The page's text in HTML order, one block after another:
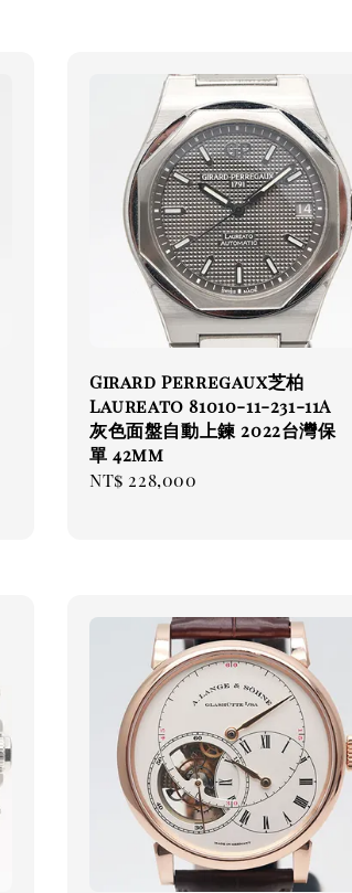
Girard Perregaux芝柏
Laureato 81010-11-231-11A
灰色面盤自動上鍊 2022台灣保
單 42mm
Regular
NT$ 228,000